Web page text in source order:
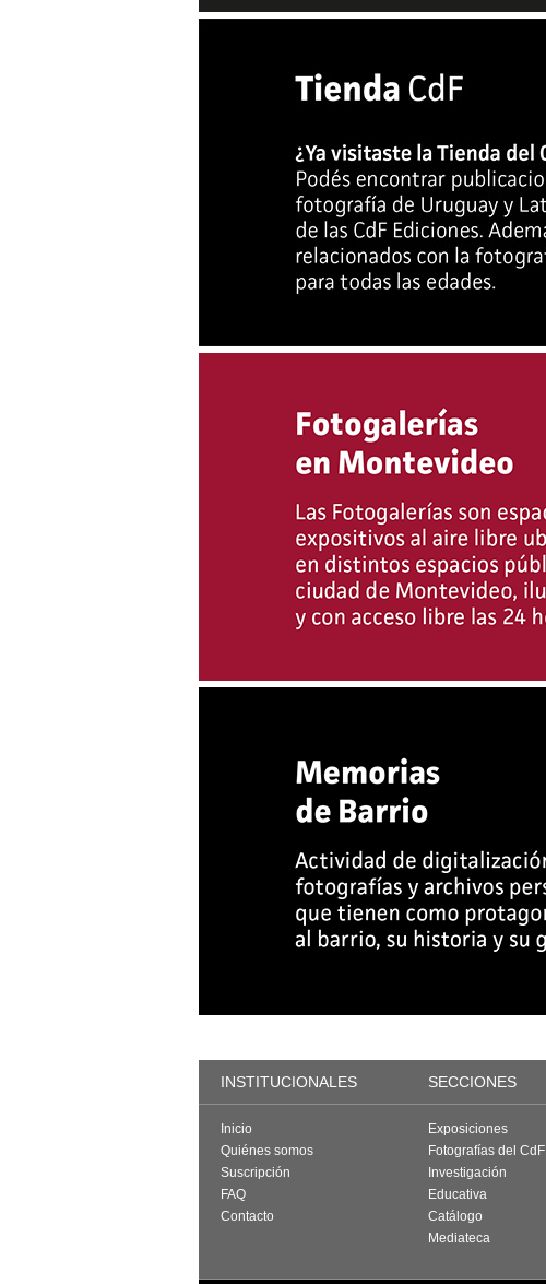
INSTITUCIONALES SECCIONES
Inicio
Quiénes somos
Suscripción
FAQ
Contacto
Exposiciones
Fotografías del CdF
Investigación
Educativa
Catálogo
Mediateca